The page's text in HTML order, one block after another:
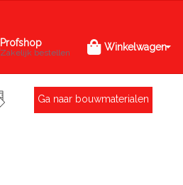
Profshop
Zakelijk bestellen Winkelwagen
Ga naar bouwmaterialen